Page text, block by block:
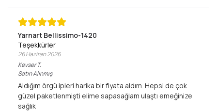
Yarnart Bellissimo-1420
Teşekkürler
26 Haziran 2026
Kevser T.
Satın Alınmış
Aldığım örgü ipleri harika bir fiyata aldım. Hepsi de çok
güzel paketlenmişti elime sapasağlam ulaştı emeğinize
sağlık